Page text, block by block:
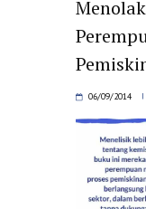
06/09/2014